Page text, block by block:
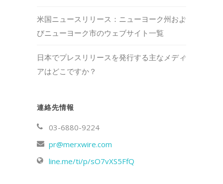
米国ニュースリリース：ニューヨーク州およ
びニューヨーク市のウェブサイト一覧
日本でプレスリリースを発行する主なメディ
アはどこですか？
連絡先情報
03-6880-9224
pr@merxwire.com
line.me/ti/p/sO7vXS5FfQ